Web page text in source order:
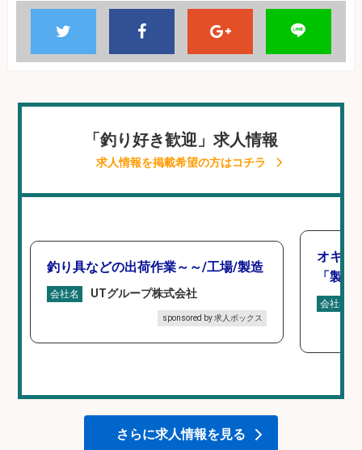
「釣り好き歓迎」求人情報
求人情報を掲載希望の方はコチラ
釣り具などの出荷作業～～/工場/製造
会社名 UTグループ株式会社
sponsored by 求人ボックス
オキア
「製
会社名
さらに求人情報を見る